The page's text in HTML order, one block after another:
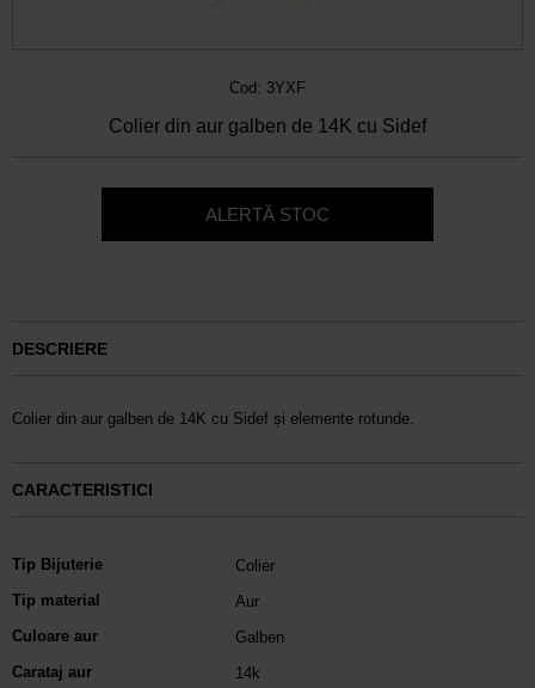
Cod: 3YXF
Colier din aur galben de 14K cu Sidef
ALERTĂ STOC
DESCRIERE
Colier din aur galben de 14K cu Sidef și elemente rotunde.
CARACTERISTICI
Tip Bijuterie
Colier
Tip material
Aur
Culoare aur
Galben
Carataj aur
14k